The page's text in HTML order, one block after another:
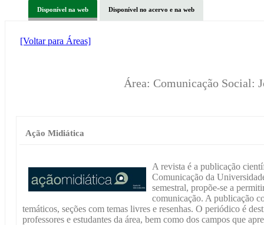
Disponível na web Disponível no acervo e na web
[Voltar para Áreas]
Área: Comunicação Social:
Ação Midiática
A revista é a publicação
Comunicação da
semestral, propõe-se a
comunicação. A publicação
temáticos, seções com temas livres e resenhas. O periódico é
professores e estudantes da área, bem como dos campos que